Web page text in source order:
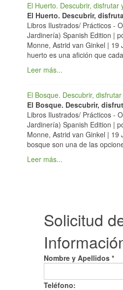
El Huerto. Descubrir, disfrutar
El Huerto. Descubrir,
Libros Ilustrados/ Prácticos -
Jardinería) Spanish Edition |
Monne, Astrid van Ginkel |
huerto es una afición que
Leer más...
El Bosque. Descubrir,
El Bosque. Descubrir,
Libros Ilustrados/ Prácticos -
Jardinería) Spanish Edition |
Monne, Astrid van Ginkel |
bosque son una de las
Leer más...
Solicitud
Nombre y Apellidos *
Teléfono: